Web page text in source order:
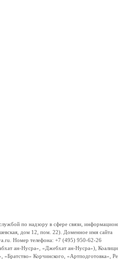
по надзору в сфере связи,
дом 12, пом. 22). Доменное имя сайта
Номер телефона: +7 (495) 950-62-26
ан-Нусра», «Джебхат ан-Нусра»),
Корчинского, «Артподготовка»,